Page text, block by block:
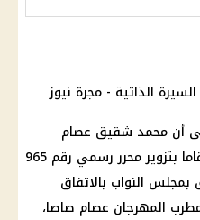
أن محمد شقيق عصام
صاصا، ومحمود الجوهري طالب، قاما بتزوير محرر رسمي رقم 965
بمجلس النواب بالاتفاق
المهرجان عصام صاصا،